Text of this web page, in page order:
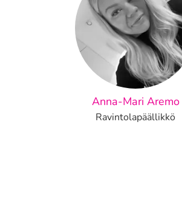
Anna-Mari Aremo
Ravintolapäällikkö